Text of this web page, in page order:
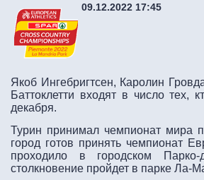
09.12.2022 17:45
Якоб Ингебригтсен, Каролин
Баттоклетти входят в число тех,
декабря.
Турин принимал чемпионат мира
город готов принять чемпионат
проходило в городском
столкновение пройдет в парке Ла-